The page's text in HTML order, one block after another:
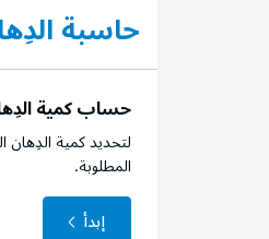
حاسبة
حساب كمية
لتحديد كمية
المطلوبة.
إبدأ